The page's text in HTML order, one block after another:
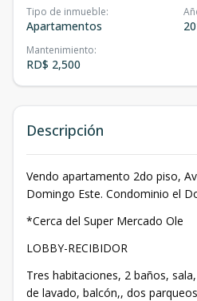
Tipo de inmueble:
Apartamentos
Mantenimiento:
RD$ 2,500
Descripción
Vendo apartamento 2do piso,
Domingo Este. Condominio el
*Cerca del Super Mercado Ole
LOBBY-RECIBIDOR
Tres habitaciones, 2 baños,
de lavado, balcón,, dos